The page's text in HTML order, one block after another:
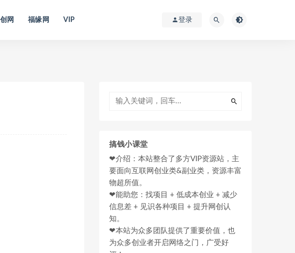
网 福缘网 VIP 登录
搞钱小课堂
❤介绍：本站整合了多方VIP资源站，主
要面向互联网创业类&副业类，资源丰富
物超所值。
❤能助您：找项目 + 低成本创业 + 减少
信息差 + 见识各种项目 + 提升网创认
知。
❤本站为众多团队提供了重要价值，也
为众多创业者开启网络之门，广受好